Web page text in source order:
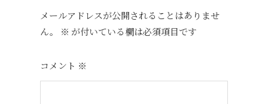
メールアドレスが公開されることはありませ
ん。
※ が付いている欄は必須項目です
コメント ※